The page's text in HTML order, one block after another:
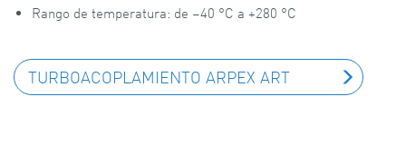
Rango de temperatura: de –40 °C a +280 °C
TURBOACOPLAMIENTO ARPEX ART